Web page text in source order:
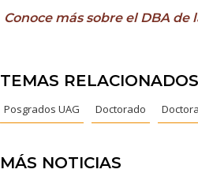
Conoce más sobre el DBA
TEMAS RELACIONADOS
Posgrados UAG Doctorado
MÁS NOTICIAS